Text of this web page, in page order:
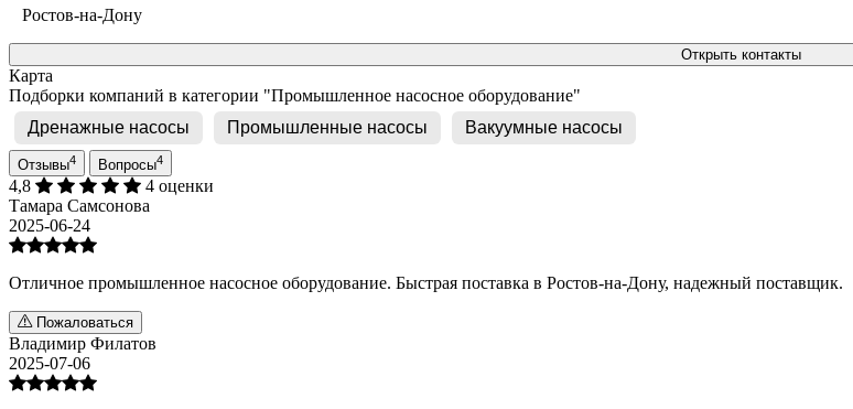
Ростов-на-Дону
Открыть контакты
Карта
Подборки компаний в категории "Промышленное насосное оборудование"
Дренажные насосы
Промышленные насосы Вакуумные насосы
Отзывы4 Вопросы4
4,8
4 оценки
Тамара Самсонова
2025-06-24
Отличное промышленное насосное оборудование. Быстрая поставка в Ростов-на-Дону, надежный поставщик.
Пожаловаться
Владимир Филатов
2025-07-06